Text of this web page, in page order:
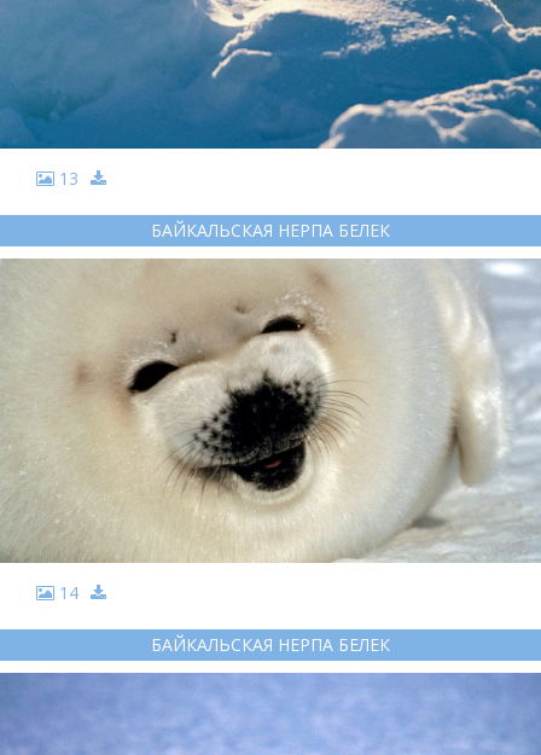
13
БАЙКАЛЬСКАЯ НЕРПА БЕЛЕК
14
БАЙКАЛЬСКАЯ НЕРПА БЕЛЕК